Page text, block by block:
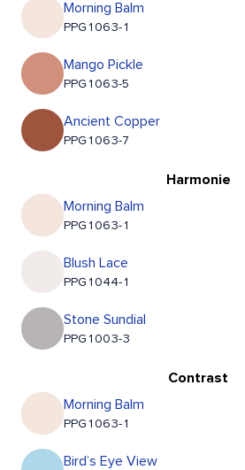
Morning Balm
PPG1063-1
Mango Pickle
PPG1063-5
Ancient Copper
PPG1063-7
Harmonie
Morning Balm
PPG1063-1
Blush Lace
PPG1044-1
Stone Sundial
PPG1003-3
Contrast
Morning Balm
PPG1063-1
Bird’s Eye View